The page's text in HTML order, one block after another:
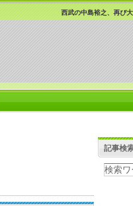
西武の中島裕之、再び
記事検